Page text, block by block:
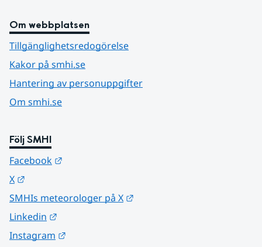
Om webbplatsen
Tillgänglighetsredogörelse
Kakor på smhi.se
Hantering av personuppgifter
Om smhi.se
Följ SMHI
Facebook
X
SMHIs meteorologer på X
Linkedin
Instagram